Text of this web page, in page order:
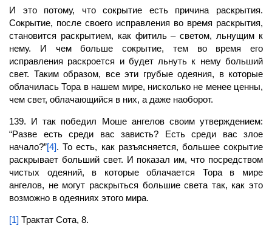
И это потому, чтосокрытие есть причина раскрытия.
Сокрытие, после своего исправления во время раскрытия,
становится раскрытием, как фитиль – светом, льнущим к
нему. И чем больше сокрытие, тем во время его
исправления раскроется и будет льнуть к нему больший
свет. Таким образом, все эти грубые одеяния, в которые
облачилась Тора в нашем мире, нисколько не менее ценны,
чем свет, облачающийся в них, а даже наоборот.
139. И так победил Моше ангелов своим утверждением:
“Разве есть среди вас зависть? Есть среди вас злое
начало?”[4]. То есть, как разъясняется, большеесокрытие
раскрывает большийсвет. И показал им, что посредством
чистых одеяний, в которые облачается Тора в мире
ангелов, не могут раскрыться большие света так, как это
возможно в одеяниях этого мира.
[1] Трактат Сота, 8.